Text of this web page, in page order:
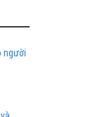
người